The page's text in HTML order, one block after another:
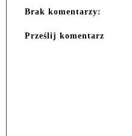
Brak komentarzy:
Prześlij komentarz